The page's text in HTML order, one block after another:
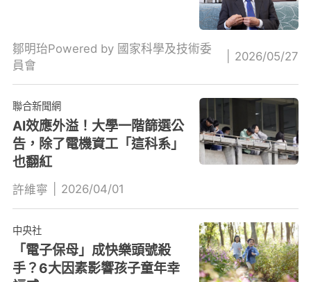
鄒明珆Powered by 國家科學及技術委
員會
2026/05/27
聯合新聞網
AI效應外溢！大學一階篩選公
告，除了電機資工「這科系」
也翻紅
許維寧 2026/04/01
中央社
「電子保母」成快樂頭號殺
手？6大因素影響孩子童年幸